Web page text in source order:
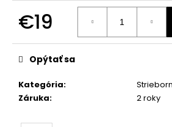
€19
cena:
Kategória:
Záruka: 2 roky
Opýtať sa
MENŠÍ